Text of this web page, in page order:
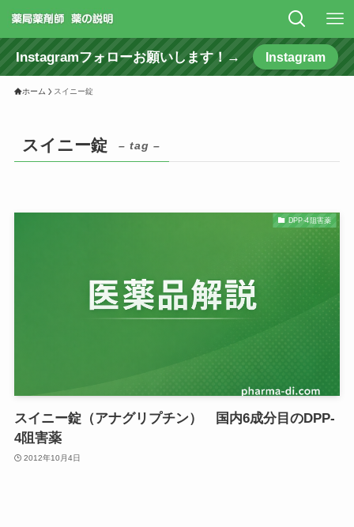
Instagramフォローお願いします！→ Instagram
ホーム スイニー錠
スイニー錠 – tag –
DPP-4阻害薬
スイニー錠（アナグリプチン） 国内6成分目のDPP-
4阻害薬
2012年10月4日